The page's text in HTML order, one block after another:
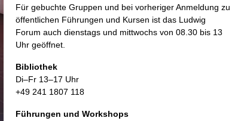
Für gebuchte Gruppen und bei vorheriger Anmeldung zu
öffentlichen Führungen und Kursen ist das Ludwig
Forum auch dienstags und mittwochs von 08.30 bis 13
Uhr geöffnet.
Bibliothek
Di–Fr 13–17 Uhr
+49 241 1807 118
Führungen und Workshops